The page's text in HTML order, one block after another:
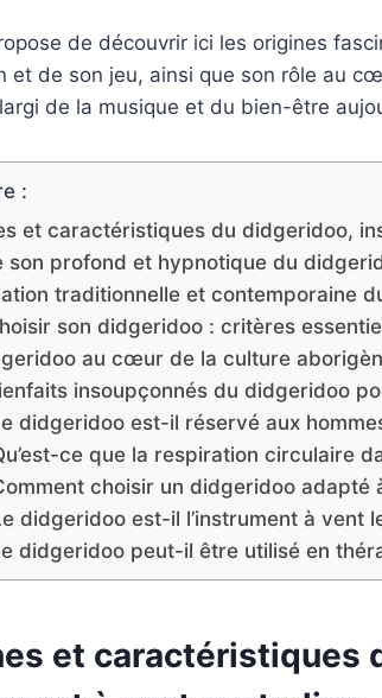
de découvrir ici les origines
et de son jeu, ainsi que son rôle au
de la musique et du bien-être
:
et caractéristiques du didgeridoo,
son profond et hypnotique du
traditionnelle et contemporaine
son didgeridoo : critères
au cœur de la culture
insoupçonnés du didgeridoo
didgeridoo est-il réservé aux
ce que la respiration circulaire
choisir un didgeridoo adapté
didgeridoo est-il l’instrument à vent
didgeridoo peut-il être utilisé en
et caractéristiques